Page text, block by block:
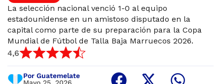
La selección nacional venció 1-0 al equipo
estadounidense en un amistoso disputado en la
capital como parte de su preparación para la Copa
Mundial de Fútbol de Talla Baja Marruecos 2026.
4,6
Por Guatemelate